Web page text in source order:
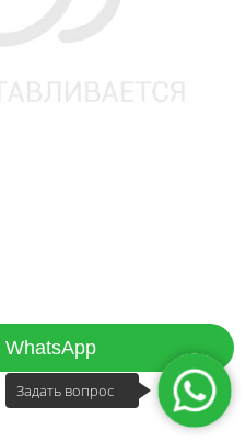
WhatsApp
Задать вопрос